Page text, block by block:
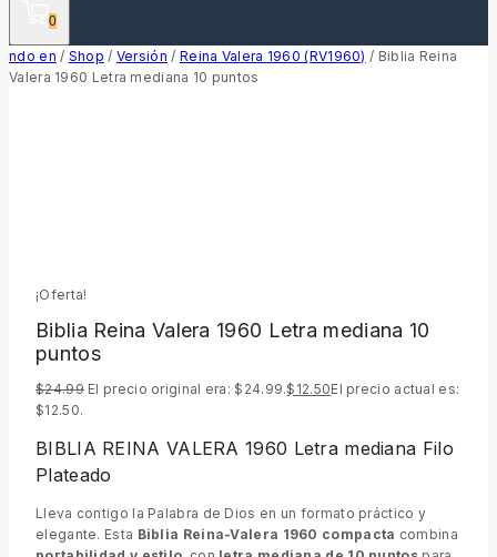
0
ndo en / Shop / Versión / Reina Valera 1960 (RV1960) / Biblia Reina
Valera 1960 Letra mediana 10 puntos
¡Oferta!
Biblia Reina Valera 1960 Letra mediana 10
puntos
$24.99 El precio original era: $24.99.$ 12.50El precio actual es:
$12.50.
BIBLIA REINA VALERA 1960 Letra mediana Filo
Plateado
Lleva contigo la Palabra de Dios en un formato práctico y
elegante. Esta Biblia Reina-Valera 1960 compacta combina